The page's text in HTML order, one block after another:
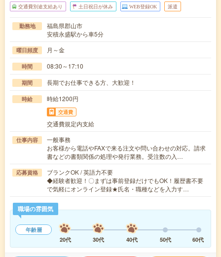
交通費別途支給あり 土日祝日が休み WEB登録OK 派遣
勤務地
福島県郡山市
安積永盛駅から車5分
曜日頻度 月～金
時間 08:30～17:10
期間 長期でお仕事できる方、大歓迎！
時給 時給1200円
交通費
交通費規定内支給
仕事内容
一般事務
お客様から電話やFAXで来る注文や問い合わせの対応。請求
書などの書類関係の処理や発行業務。受注数の入…
応募資格
ブランクOK / 英語力不要
◆経験者歓迎！〇まずは事前登録だけでもOK！履歴書不要
で気軽にオンライン登録★氏名・職種などを入力す…
職場の雰囲気
年齢層
20代
30代 40代 50代 60代